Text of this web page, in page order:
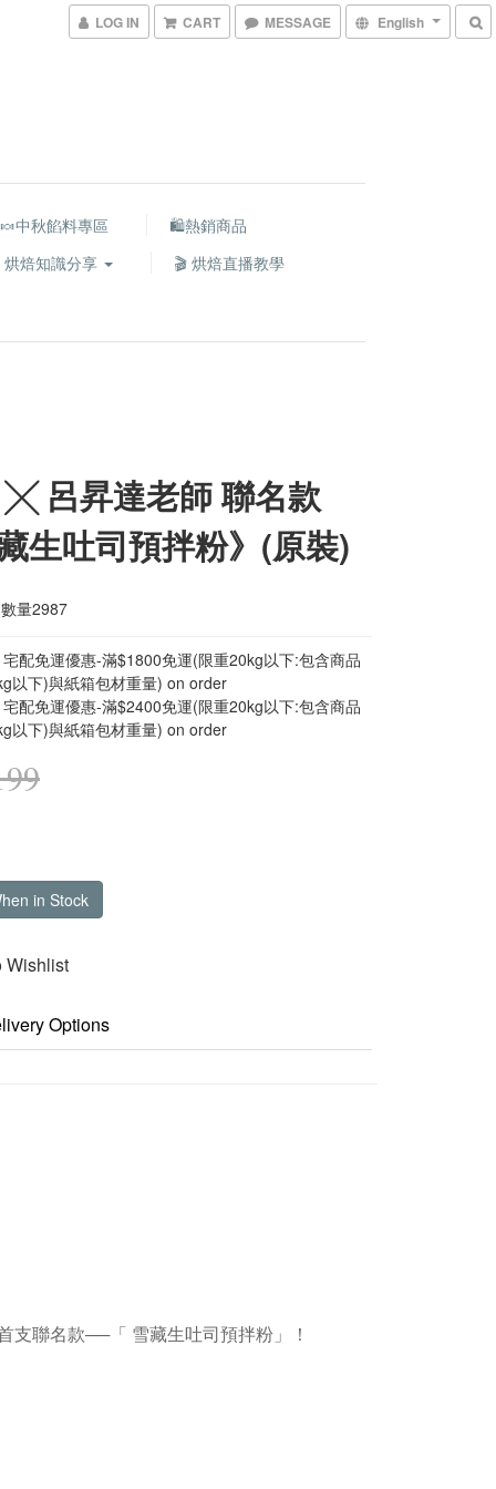
LOG IN CART MESSAGE English
🍬中秋餡料專區
🛍熱銷商品
烘焙知識分享
🎬 烘焙直播教學
呂昇達老師 聯名款
生吐司預拌粉》(原裝)
量2987
配免運優惠-滿$1800免運(限重20kg以下:包含商品
以下)與紙箱包材重量) on order
配免運優惠-滿$2400免運(限重20kg以下:包含商品
以下)與紙箱包材重量) on order
in Stock
Wishlist
Options
支聯名款──「 雪藏生吐司預拌粉 」！